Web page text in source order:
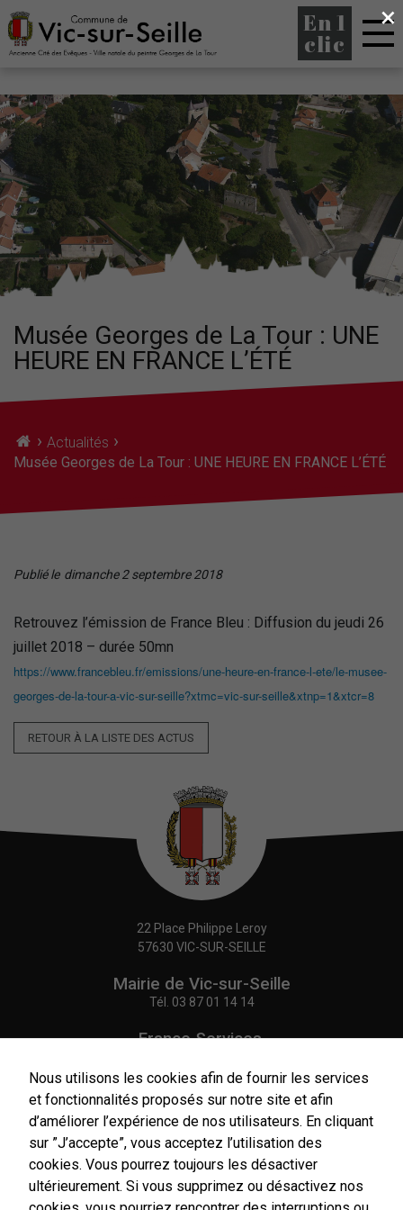
En 1
clic
Musée Georges de La Tour : UNE
HEURE EN FRANCE L’ÉTÉ
› Actualités ›
Musée Georges de La Tour : UNE HEURE EN FRANCE L’ÉTÉ
Publié le dimanche 2 septembre 2018
Retrouvez l’émission de France Bleu : Diffusion du jeudi 26
juillet 2018 – durée 50mn
https://www.francebleu.fr/emissions/une-heure-en-france-l-ete/le-musee-
georges-de-la-tour-a-vic-sur-seille?xtmc=vic-sur-seille&xtnp=1&xtcr=8
RETOUR À LA LISTE DES ACTUS
22 Place Philippe Leroy
57630 VIC-SUR-SEILLE
Mairie de Vic-sur-Seille
Tél. 03 87 01 14 14
France Services,
Tél.03 87 86 41 48
NOUS CONTACTER
×
Nous utilisons les cookies afin de fournir les services
et fonctionnalités proposés sur notre site et afin
d’améliorer l’expérience de nos utilisateurs. En cliquant
sur ”J’accepte”, vous acceptez l’utilisation des
cookies. Vous pourrez toujours les désactiver
ultérieurement. Si vous supprimez ou désactivez nos